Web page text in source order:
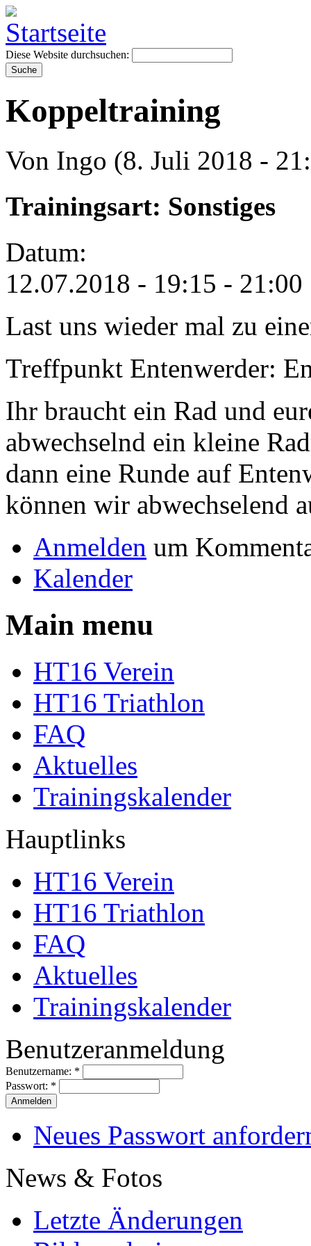
Diese Website durchsuchen:
Koppeltraining
Von Ingo (8. Juli 2018 -
Trainingsart: Sonstiges
Datum:
12.07.2018 - 19:15 - 21:00
Last uns wieder mal zu
Treffpunkt Entenwerder:
Ihr braucht ein Rad und
abwechselnd ein kleine
dann eine Runde auf
können wir abwechselend
Anmelden um
Kalender
Main menu
HT16 Verein
HT16 Triathlon
FAQ
Aktuelles
Trainingskalender
Hauptlinks
HT16 Verein
HT16 Triathlon
FAQ
Aktuelles
Trainingskalender
Benutzeranmeldung
Benutzername: *
Passwort: *
Neues Passwort
News & Fotos
Letzte Änderungen